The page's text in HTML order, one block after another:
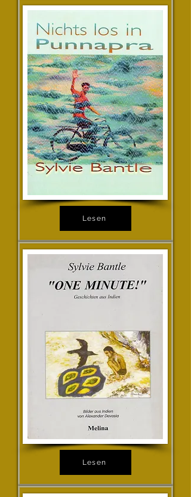
Lesen
Lesen